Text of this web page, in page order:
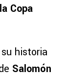
Copa
historia
Salomón